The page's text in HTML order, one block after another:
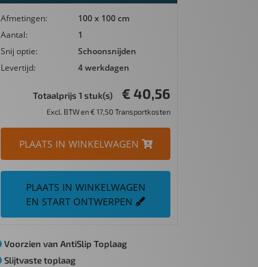
Afmetingen:
Aantal:
100 x 100 cm
1
Snij optie:
Schoonsnijden
Levertijd:
4 werkdagen
Totaalprijs 1 stuk(s) € 40,56
Excl. BTW en € 17,50 Transportkosten
PLAATS IN WINKELWAGEN
PLAATS IN WINKELWAGEN
EN START ONTWERPEN
Voorzien van AntiSlip Toplaag
Slijtvaste toplaag